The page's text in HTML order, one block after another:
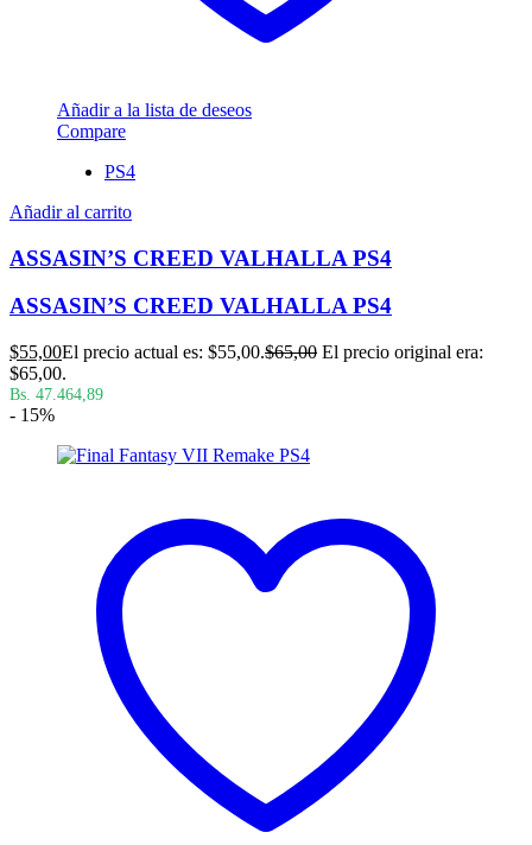
Añadir a la lista de deseos
Compare
PS4
Añadir al carrito
ASSASIN’S CREED VALHALLA PS4
ASSASIN’S CREED VALHALLA PS4
$55,00El precio actual es: $55,00.$65,00 El precio original era:
$65,00.
Bs. 47.464,89
- 15%